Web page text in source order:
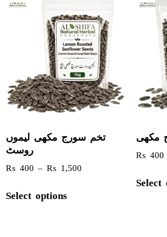
تخم سورج مکھی لیموں
روسٹ
₨ 400 – ₨ 1,500
Select options
مکھی
₨ 400
Select